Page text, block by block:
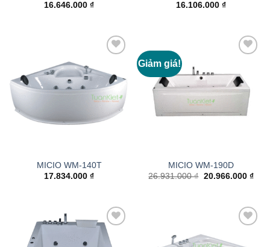
16.646.000 ₫
16.106.000 ₫
wishlist
MICIO WM-140T
17.834.000 ₫
Giảm giá!
MICIO WM-190D
26.931.000₫ Giá
20.966.000 ₫Giá
Add to
wishlist
wishlist